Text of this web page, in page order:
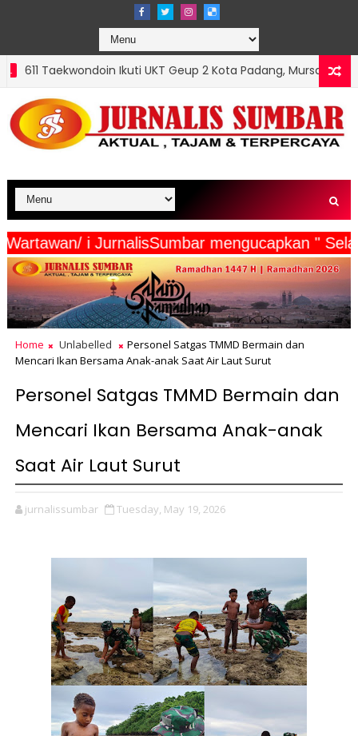
Ikuti UKT Geup 2 Kota Padang, Mursalim: Sabuk Naik, Karakter
Wartawan/ i JurnalisSumbar
Home Unlabelled
Personel Satgas TMMD Bermain dan
Mencari Ikan Bersama Anak-anak Saat Air Laut Surut
Personel Satgas TMMD Bermain dan
Mencari Ikan Bersama Anak-anak
Saat Air Laut Surut
jurnalissumbar Tuesday, May 19, 2026